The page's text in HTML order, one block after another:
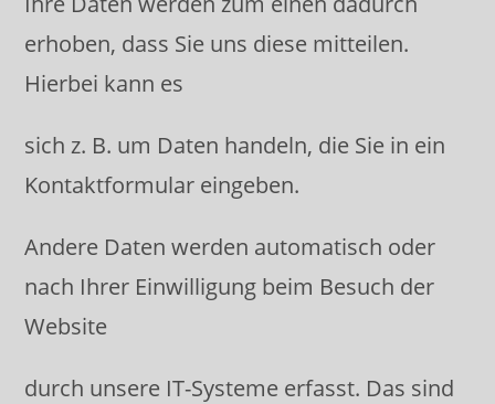
erhoben, dass Sie uns diese mitteilen.
Hierbei kann es
sich z. B. um Daten handeln, die Sie in ein
Kontaktformular eingeben.
Andere Daten werden automatisch oder
nach Ihrer Einwilligung beim Besuch der
Website
durch unsere IT-Systeme erfasst. Das sind